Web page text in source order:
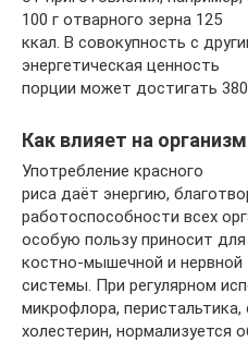
100 г отварного зерна 125
ккал. В совокупность с
энергетическая ценность
порции может достигать 380
Как влияет на организм
Употребление красного
риса даёт энергию,
работоспособности всех
особую пользу приносит
костно-мышечной и нервной
системы. При регулярном
микрофлора, перистальтика,
холестерин, нормализуется